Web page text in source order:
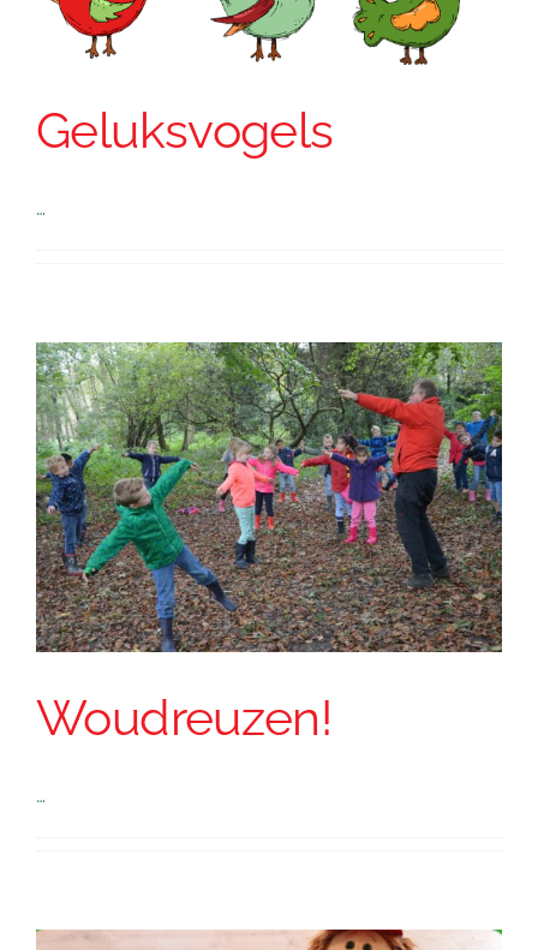
Geluksvogels
…
Woudreuzen!
…